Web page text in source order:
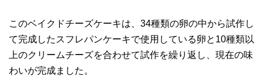
このベイクドチーズケーキは、34種類の卵の中から試作し
て完成したスフレパンケーキで使用している卵と10種類以
上のクリームチーズを合わせて試作を繰り返し、現在の味
わいが完成ました。